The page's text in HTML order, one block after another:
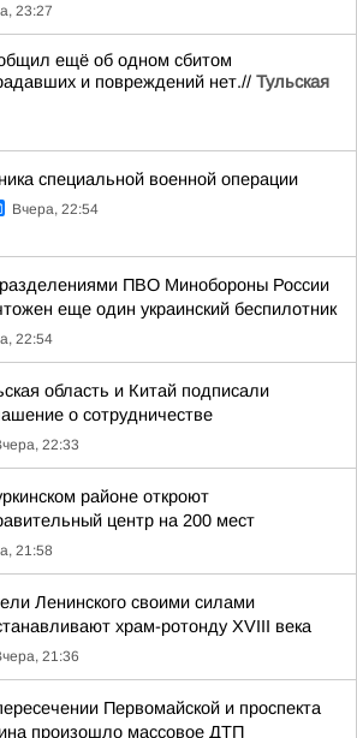
23:27
ещё об одном сбитом
и повреждений нет.// Тульская
специальной военной операции
Вчера, 22:54
ПВО Минобороны России
еще один украинский беспилотник
22:54
область и Китай подписали
о сотрудничестве
22:33
районе откроют
центр на 200 мест
21:58
Ленинского своими силами
храм-ротонду XVIII века
21:36
Первомайской и проспекта
произошло массовое ДТП